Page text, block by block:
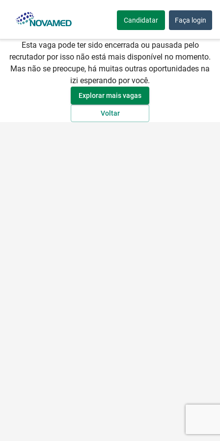
Candidatar Faça login
😥
Vaga indisponível
Esta vaga pode ter sido encerrada ou pausada pelo
recrutador por isso não está mais disponível no momento.
Mas não se preocupe, há muitas outras oportunidades na
izi esperando por você.
Explorar mais vagas
Voltar